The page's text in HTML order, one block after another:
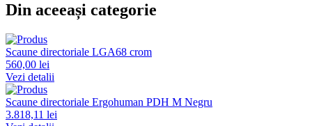
Din aceeași categorie
Scaune directoriale LGA68 crom
560,00 lei
Vezi detalii
Scaune directoriale Ergohuman PDH M Negru
3.818,11 lei